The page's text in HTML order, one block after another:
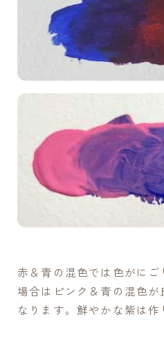
赤＆青の混色では色がに
場合はピンク＆青の混色
なります。鮮やかな紫は作